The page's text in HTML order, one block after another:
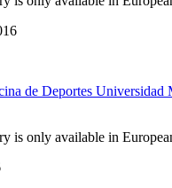
de Deportes Universidad
is only available in